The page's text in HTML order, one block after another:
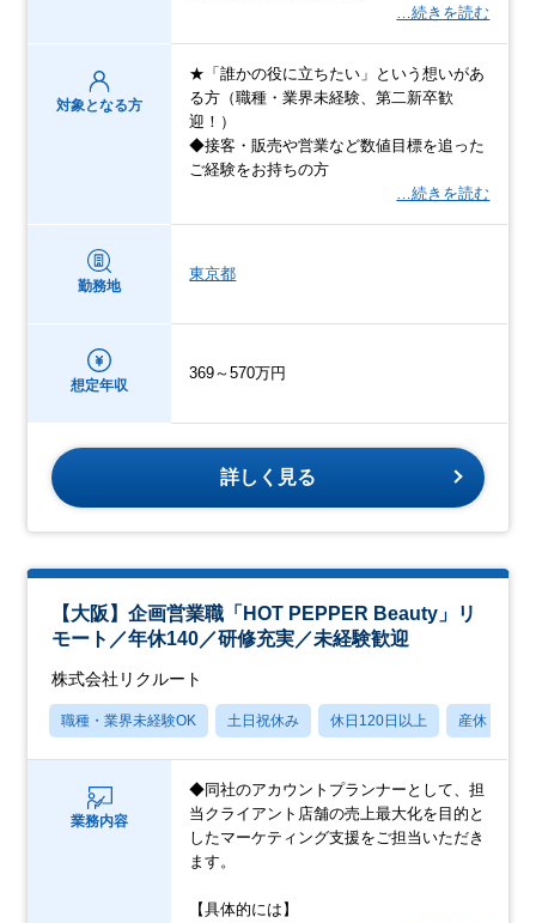
…続きを読む
対象となる方
★「誰かの役に立ちたい」という想いがあ
る方（職種・業界未経験、第二新卒歓
迎！）
◆接客・販売や営業など数値目標を追った
ご経験をお持ちの方
…続きを読む
勤務地
東京都
想定年収
369～570万円
詳しく見る
【大阪】企画営業職「HOT PEPPER Beauty」リ
モート／年休140／研修充実／未経験歓迎
株式会社リクルート
職種・業界未経験OK 土日祝休み 休日120日以上 産休・育休
業務内容
◆同社のアカウントプランナーとして、担
当クライアント店舗の売上最大化を目的と
したマーケティング支援をご担当いただき
ます。
【具体的には】